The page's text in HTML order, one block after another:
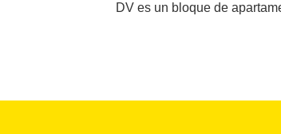
DV es un bloque de